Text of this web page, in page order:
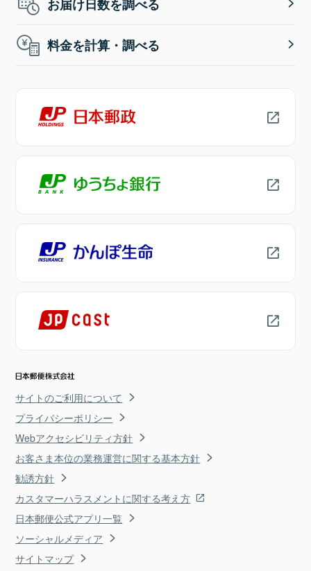
お届け日数を調べる
料金を計算・調べる
サイトのご利用について
プライバシーポリシー
Webアクセシビリティ方針
お客さま本位の業務運営に関する基本方針
勧誘方針
カスタマーハラスメントに関する考え方
日本郵便公式アプリ一覧
ソーシャルメディア
サイトマップ